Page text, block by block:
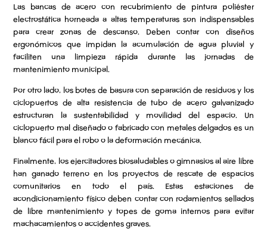
Las bancas de acero con recubrimiento de pintura poliéster
electrostática horneada a altas temperaturas son indispensables
para crear zonas de descanso. Deben contar con diseños
ergonómicos que impidan la acumulación de agua pluvial y
faciliten una limpieza rápida durante las jornadas de
mantenimiento municipal.
Por otro lado, los botes de basura con separación de residuos y los
ciclopuertos de alta resistencia de tubo de acero galvanizado
estructuran la sustentabilidad y movilidad del espacio. Un
ciclopuerto mal diseñado o fabricado con metales delgados es un
blanco fácil para el robo o la deformación mecánica.
Finalmente, los ejercitadores biosaludables o gimnasios al aire libre
han ganado terreno en los proyectos de rescate de espacios
comunitarios en todo el país. Estas estaciones de
acondicionamiento físico deben contar con rodamientos sellados
de libre mantenimiento y topes de goma internos para evitar
machacamientos o accidentes graves.